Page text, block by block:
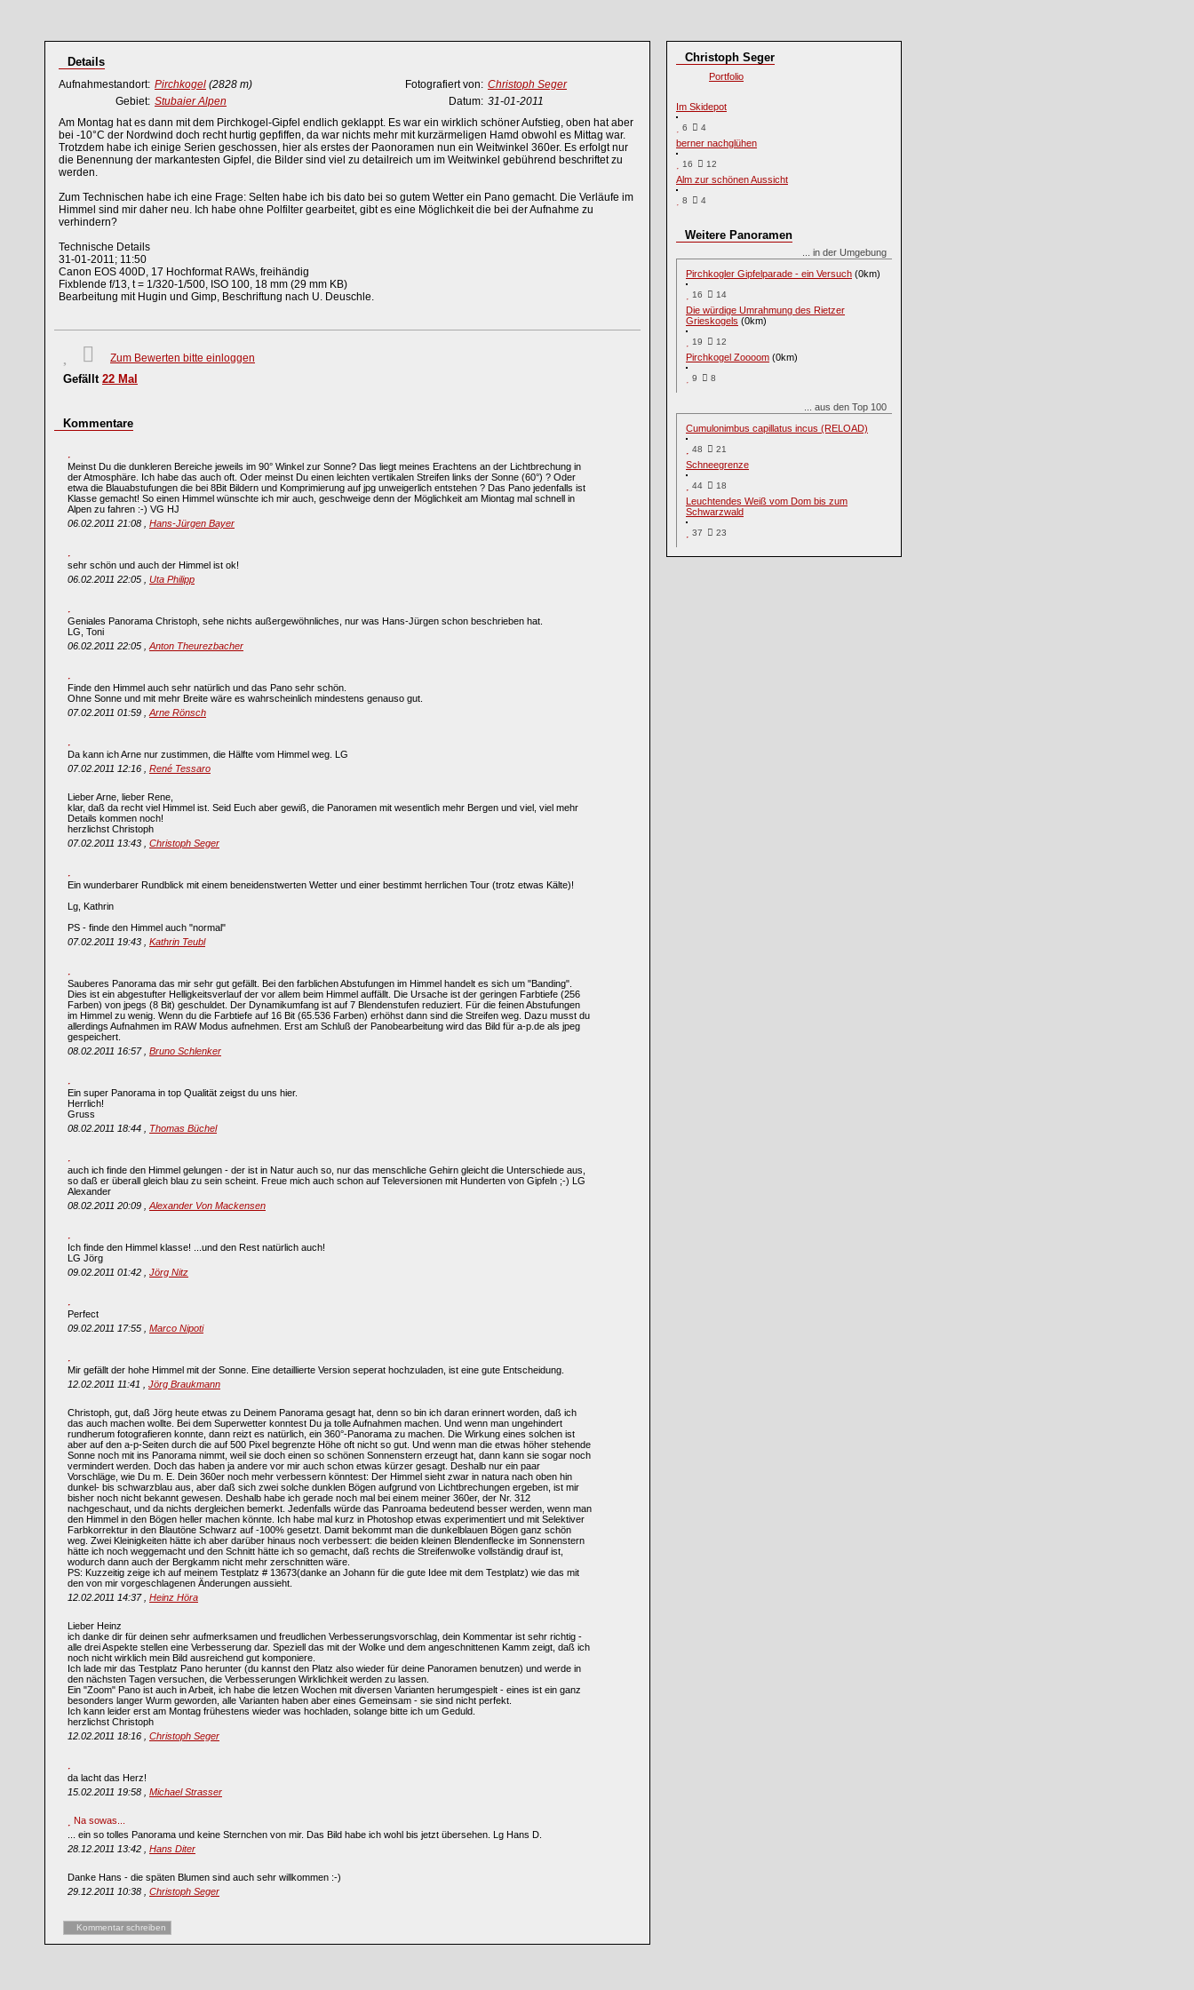
Details
Aufnahmestandort: Pirchkogel (2828 m) Fotografiert von: Christoph Seger
Gebiet: Stubaier Alpen Datum: 31-01-2011
Am Montag hat es dann mit dem Pirchkogel-Gipfel endlich geklappt. Es war ein wirklich schöner Aufstieg, oben hat aber
bei -10°C der Nordwind doch recht hurtig gepfiffen, da war nichts mehr mit kurzärmeligen Hamd obwohl es Mittag war.
Trotzdem habe ich einige Serien geschossen, hier als erstes der Paonoramen nun ein Weitwinkel 360er. Es erfolgt nur
die Benennung der markantesten Gipfel, die Bilder sind viel zu detailreich um im Weitwinkel gebührend beschriftet zu
werden.
Zum Technischen habe ich eine Frage: Selten habe ich bis dato bei so gutem Wetter ein Pano gemacht. Die Verläufe im
Himmel sind mir daher neu. Ich habe ohne Polfilter gearbeitet, gibt es eine Möglichkeit die bei der Aufnahme zu
verhindern?
Technische Details
31-01-2011; 11:50
Canon EOS 400D, 17 Hochformat RAWs, freihändig
Fixblende f/13, t = 1/320-1/500, ISO 100, 18 mm (29 mm KB)
Bearbeitung mit Hugin und Gimp, Beschriftung nach U. Deuschle.
Zum Bewerten bitte einloggen
Gefällt 22 Mal
Kommentare
Meinst Du die dunkleren Bereiche jeweils im 90° Winkel zur Sonne? Das liegt meines Erachtens an der Lichtbrechung in
der Atmosphäre. Ich habe das auch oft. Oder meinst Du einen leichten vertikalen Streifen links der Sonne (60°) ? Oder
etwa die Blauabstufungen die bei 8Bit Bildern und Komprimierung auf jpg unweigerlich entstehen ? Das Pano jedenfalls ist
Klasse gemacht! So einen Himmel wünschte ich mir auch, geschweige denn der Möglichkeit am Miontag mal schnell in
Alpen zu fahren :-) VG HJ
06.02.2011 21:08 , Hans-Jürgen Bayer
sehr schön und auch der Himmel ist ok!
06.02.2011 22:05 , Uta Philipp
Geniales Panorama Christoph, sehe nichts außergewöhnliches, nur was Hans-Jürgen schon beschrieben hat.
LG, Toni
06.02.2011 22:05 , Anton Theurezbacher
Finde den Himmel auch sehr natürlich und das Pano sehr schön.
Ohne Sonne und mit mehr Breite wäre es wahrscheinlich mindestens genauso gut.
07.02.2011 01:59 , Arne Rönsch
Da kann ich Arne nur zustimmen, die Hälfte vom Himmel weg. LG
07.02.2011 12:16 , René Tessaro
Lieber Arne, lieber Rene,
klar, daß da recht viel Himmel ist. Seid Euch aber gewiß, die Panoramen mit wesentlich mehr Bergen und viel, viel mehr
Details kommen noch!
herzlichst Christoph
07.02.2011 13:43 , Christoph Seger
Ein wunderbarer Rundblick mit einem beneidenstwerten Wetter und einer bestimmt herrlichen Tour (trotz etwas Kälte)!
Lg, Kathrin
PS - finde den Himmel auch "normal"
07.02.2011 19:43 , Kathrin Teubl
Sauberes Panorama das mir sehr gut gefällt. Bei den farblichen Abstufungen im Himmel handelt es sich um "Banding".
Dies ist ein abgestufter Helligkeitsverlauf der vor allem beim Himmel auffällt. Die Ursache ist der geringen Farbtiefe (256
Farben) von jpegs (8 Bit) geschuldet. Der Dynamikumfang ist auf 7 Blendenstufen reduziert. Für die feinen Abstufungen
im Himmel zu wenig. Wenn du die Farbtiefe auf 16 Bit (65.536 Farben) erhöhst dann sind die Streifen weg. Dazu musst du
allerdings Aufnahmen im RAW Modus aufnehmen. Erst am Schluß der Panobearbeitung wird das Bild für a-p.de als jpeg
gespeichert.
08.02.2011 16:57 , Bruno Schlenker
Ein super Panorama in top Qualität zeigst du uns hier.
Herrlich!
Gruss
08.02.2011 18:44 , Thomas Büchel
auch ich finde den Himmel gelungen - der ist in Natur auch so, nur das menschliche Gehirn gleicht die Unterschiede aus,
so daß er überall gleich blau zu sein scheint. Freue mich auch schon auf Televersionen mit Hunderten von Gipfeln ;-) LG
Alexander
08.02.2011 20:09 , Alexander Von Mackensen
Ich finde den Himmel klasse! ...und den Rest natürlich auch!
LG Jörg
09.02.2011 01:42 , Jörg Nitz
Perfect
09.02.2011 17:55 , Marco Nipoti
Mir gefällt der hohe Himmel mit der Sonne. Eine detaillierte Version seperat hochzuladen, ist eine gute Entscheidung.
12.02.2011 11:41 , Jörg Braukmann
Christoph, gut, daß Jörg heute etwas zu Deinem Panorama gesagt hat, denn so bin ich daran erinnert worden, daß ich
das auch machen wollte. Bei dem Superwetter konntest Du ja tolle Aufnahmen machen. Und wenn man ungehindert
rundherum fotografieren konnte, dann reizt es natürlich, ein 360°-Panorama zu machen. Die Wirkung eines solchen ist
aber auf den a-p-Seiten durch die auf 500 Pixel begrenzte Höhe oft nicht so gut. Und wenn man die etwas höher stehende
Sonne noch mit ins Panorama nimmt, weil sie doch einen so schönen Sonnenstern erzeugt hat, dann kann sie sogar noch
vermindert werden. Doch das haben ja andere vor mir auch schon etwas kürzer gesagt. Deshalb nur ein paar
Vorschläge, wie Du m. E. Dein 360er noch mehr verbessern könntest: Der Himmel sieht zwar in natura nach oben hin
dunkel- bis schwarzblau aus, aber daß sich zwei solche dunklen Bögen aufgrund von Lichtbrechungen ergeben, ist mir
bisher noch nicht bekannt gewesen. Deshalb habe ich gerade noch mal bei einem meiner 360er, der Nr. 312
nachgeschaut, und da nichts dergleichen bemerkt. Jedenfalls würde das Panroama bedeutend besser werden, wenn man
den Himmel in den Bögen heller machen könnte. Ich habe mal kurz in Photoshop etwas experimentiert und mit Selektiver
Farbkorrektur in den Blautöne Schwarz auf -100% gesetzt. Damit bekommt man die dunkelblauen Bögen ganz schön
weg. Zwei Kleinigkeiten hätte ich aber darüber hinaus noch verbessert: die beiden kleinen Blendenflecke im Sonnenstern
hätte ich noch weggemacht und den Schnitt hätte ich so gemacht, daß rechts die Streifenwolke vollständig drauf ist,
wodurch dann auch der Bergkamm nicht mehr zerschnitten wäre.
PS: Kuzzeitig zeige ich auf meinem Testplatz # 13673(danke an Johann für die gute Idee mit dem Testplatz) wie das mit
den von mir vorgeschlagenen Änderungen aussieht.
12.02.2011 14:37 , Heinz Höra
Lieber Heinz
ich danke dir für deinen sehr aufmerksamen und freudlichen Verbesserungsvorschlag, dein Kommentar ist sehr richtig -
alle drei Aspekte stellen eine Verbesserung dar. Speziell das mit der Wolke und dem angeschnittenen Kamm zeigt, daß ich
noch nicht wirklich mein Bild ausreichend gut komponiere.
Ich lade mir das Testplatz Pano herunter (du kannst den Platz also wieder für deine Panoramen benutzen) und werde in
den nächsten Tagen versuchen, die Verbesserungen Wirklichkeit werden zu lassen.
Ein "Zoom" Pano ist auch in Arbeit, ich habe die letzen Wochen mit diversen Varianten herumgespielt - eines ist ein ganz
besonders langer Wurm geworden, alle Varianten haben aber eines Gemeinsam - sie sind nicht perfekt.
Ich kann leider erst am Montag frühestens wieder was hochladen, solange bitte ich um Geduld.
herzlichst Christoph
12.02.2011 18:16 , Christoph Seger
da lacht das Herz!
15.02.2011 19:58 , Michael Strasser
Na sowas...
... ein so tolles Panorama und keine Sternchen von mir. Das Bild habe ich wohl bis jetzt übersehen. Lg Hans D.
28.12.2011 13:42 , Hans Diter
Danke Hans - die späten Blumen sind auch sehr willkommen :-)
29.12.2011 10:38 , Christoph Seger
Kommentar schreiben
Christoph Seger
Portfolio
Im Skidepot
6 4
berner nachglühen
16 12
Alm zur schönen Aussicht
8 4
Weitere Panoramen
... in der Umgebung
Pirchkogler Gipfelparade - ein Versuch (0km)
16 14
Die würdige Umrahmung des Rietzer
Grieskogels (0km)
19 12
Pirchkogel Zoooom (0km)
9 8
... aus den Top 100
Cumulonimbus capillatus incus (RELOAD)
48 21
Schneegrenze
44 18
Leuchtendes Weiß vom Dom bis zum
Schwarzwald
37 23